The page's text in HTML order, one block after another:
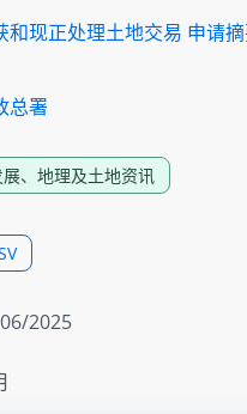
和现正处理土地交易 申请
总署
展、地理及土地资讯
2025